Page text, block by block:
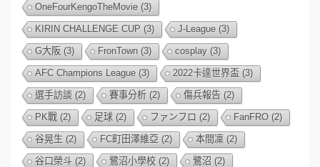
OneFourKengoTheMovie (3)
KIRIN CHALLENGE CUP (3) J-League (3)
G大阪 (3) FronTown (3) cosplay (3)
AFC Champions League (3) 2022卡達世界盃 (3)
選手訪談 (2) 賽事分析 (2) 傷兵報告 (2)
PK戰 (2) 足球 (2) ファンフロ (2) FanFRO (2)
谷晃生 (2) FC町田澤維亞 (2) 本間凜 (2)
谷口榮斗 (2) 鷺沼小學校 (2) 鷺沼 (2)